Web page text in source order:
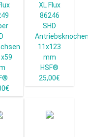
XL Flux
86246
SHD
11x123
mm
HSF®
25,00€